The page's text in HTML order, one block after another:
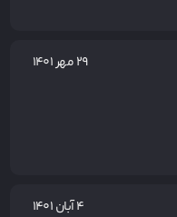
۲۹ مهر ۱۴۰۱
۴ آبان ۱۴۰۱